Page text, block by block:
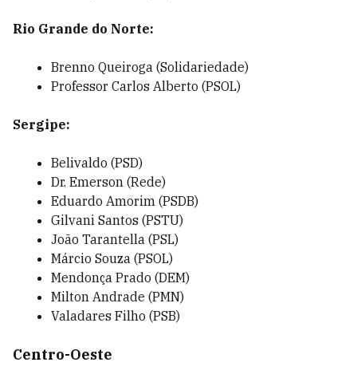
Rio Grande do Norte:
Brenno Queiroga (Solidariedade)
Professor Carlos Alberto (PSOL)
Sergipe:
Belivaldo (PSD)
Dr. Emerson (Rede)
Eduardo Amorim (PSDB)
Gilvani Santos (PSTU)
João Tarantella (PSL)
Márcio Souza (PSOL)
Mendonça Prado (DEM)
Milton Andrade (PMN)
Valadares Filho (PSB)
Centro-Oeste